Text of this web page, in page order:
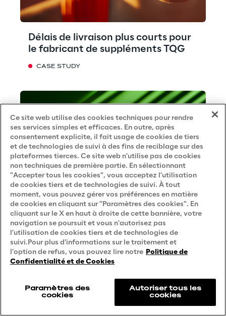
Délais de livraison plus courts pour
le fabricant de suppléments TQG
CASE STUDY
Smart Bean : l'assistant intelligent
qui répond au fil du temps autour
Ce site web utilise des cookies techniques pour rendre
ses services simples et efficaces. En outre, après
consentement explicite, il fait usage de cookies de tiers
et de technologies de suivi à des fins de reciblage sur des
plateformes tierces. Ce site web n'utilise pas de cookies
non techniques de première partie. En sélectionnant
"Accepter tous les cookies", vous acceptez l'utilisation
de cookies tiers et de technologies de suivi. À tout
moment, vous pouvez gérer vos préférences en matière
de cookies en cliquant sur "Paramètres des cookies". En
cliquant sur le X en haut à droite de cette bannière, votre
navigation se poursuit et vous n'autorisez pas
l'utilisation de cookies tiers et de technologies de
suivi.Pour plus d'informations sur le traitement et
l'option de refus, vous pouvez lire notre Politique de
Confidentialité et de Cookies
Paramètres des
cookies
Autoriser tous les
cookies